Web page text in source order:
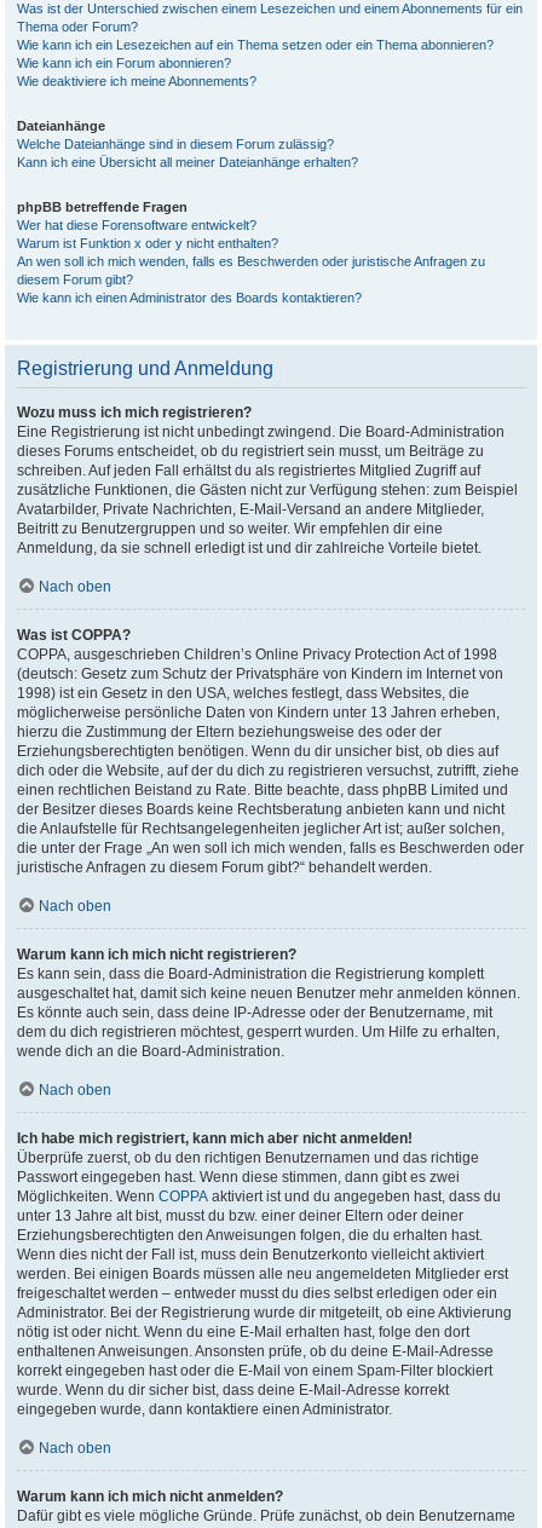
Was ist der Unterschied zwischen einem Lesezeichen und einem Abonnements für ein
Thema oder Forum?
Wie kann ich ein Lesezeichen auf ein Thema setzen oder ein Thema abonnieren?
Wie kann ich ein Forum abonnieren?
Wie deaktiviere ich meine Abonnements?
Dateianhänge
Welche Dateianhänge sind in diesem Forum zulässig?
Kann ich eine Übersicht all meiner Dateianhänge erhalten?
phpBB betreffende Fragen
Wer hat diese Forensoftware entwickelt?
Warum ist Funktion x oder y nicht enthalten?
An wen soll ich mich wenden, falls es Beschwerden oder juristische Anfragen zu
diesem Forum gibt?
Wie kann ich einen Administrator des Boards kontaktieren?
Registrierung und Anmeldung
Wozu muss ich mich registrieren?
Eine Registrierung ist nicht unbedingt zwingend. Die Board-Administration
dieses Forums entscheidet, ob du registriert sein musst, um Beiträge zu
schreiben. Auf jeden Fall erhältst du als registriertes Mitglied Zugriff auf
zusätzliche Funktionen, die Gästen nicht zur Verfügung stehen: zum Beispiel
Avatarbilder, Private Nachrichten, E-Mail-Versand an andere Mitglieder,
Beitritt zu Benutzergruppen und so weiter. Wir empfehlen dir eine
Anmeldung, da sie schnell erledigt ist und dir zahlreiche Vorteile bietet.
Nach oben
Was ist COPPA?
COPPA, ausgeschrieben Children’s Online Privacy Protection Act of 1998
(deutsch: Gesetz zum Schutz der Privatsphäre von Kindern im Internet von
1998) ist ein Gesetz in den USA, welches festlegt, dass Websites, die
möglicherweise persönliche Daten von Kindern unter 13 Jahren erheben,
hierzu die Zustimmung der Eltern beziehungsweise des oder der
Erziehungsberechtigten benötigen. Wenn du dir unsicher bist, ob dies auf
dich oder die Website, auf der du dich zu registrieren versuchst, zutrifft, ziehe
einen rechtlichen Beistand zu Rate. Bitte beachte, dass phpBB Limited und
der Besitzer dieses Boards keine Rechtsberatung anbieten kann und nicht
die Anlaufstelle für Rechtsangelegenheiten jeglicher Art ist; außer solchen,
die unter der Frage „An wen soll ich mich wenden, falls es Beschwerden oder
juristische Anfragen zu diesem Forum gibt?“ behandelt werden.
Nach oben
Warum kann ich mich nicht registrieren?
Es kann sein, dass die Board-Administration die Registrierung komplett
ausgeschaltet hat, damit sich keine neuen Benutzer mehr anmelden können.
Es könnte auch sein, dass deine IP-Adresse oder der Benutzername, mit
dem du dich registrieren möchtest, gesperrt wurden. Um Hilfe zu erhalten,
wende dich an die Board-Administration.
Nach oben
Ich habe mich registriert, kann mich aber nicht anmelden!
Überprüfe zuerst, ob du den richtigen Benutzernamen und das richtige
Passwort eingegeben hast. Wenn diese stimmen, dann gibt es zwei
Möglichkeiten. WennCOPPA aktiviert ist und du angegeben hast, dass du
unter 13 Jahre alt bist, musst du bzw. einer deiner Eltern oder deiner
Erziehungsberechtigten den Anweisungen folgen, die du erhalten hast.
Wenn dies nicht der Fall ist, muss dein Benutzerkonto vielleicht aktiviert
werden. Bei einigen Boards müssen alle neu angemeldeten Mitglieder erst
freigeschaltet werden – entweder musst du dies selbst erledigen oder ein
Administrator. Bei der Registrierung wurde dir mitgeteilt, ob eine Aktivierung
nötig ist oder nicht. Wenn du eine E-Mail erhalten hast, folge den dort
enthaltenen Anweisungen. Ansonsten prüfe, ob du deine E-Mail-Adresse
korrekt eingegeben hast oder die E-Mail von einem Spam-Filter blockiert
wurde. Wenn du dir sicher bist, dass deine E-Mail-Adresse korrekt
eingegeben wurde, dann kontaktiere einen Administrator.
Nach oben
Warum kann ich mich nicht anmelden?
Dafür gibt es viele mögliche Gründe. Prüfe zunächst, ob dein Benutzername